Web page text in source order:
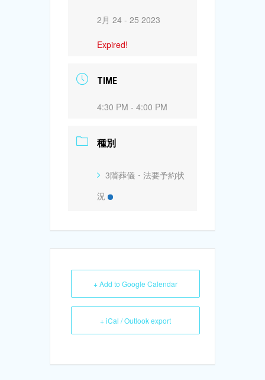
2月 24 - 25 2023
Expired!
TIME
4:30 PM - 4:00 PM
種別
3階葬儀・法要予約状
況
+ Add to Google Calendar
+ iCal / Outlook export